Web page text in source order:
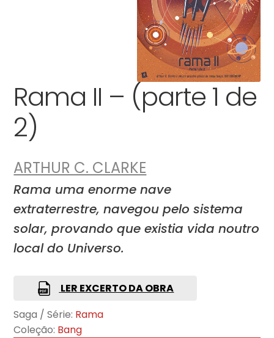
Rama II – (parte 1 de
2)
ARTHUR C. CLARKE
Rama uma enorme nave
extraterrestre, navegou pelo sistema
solar, provando que existia vida noutro
local do Universo.
LER EXCERTO DA OBRA
Saga / Série: Rama
Coleção: Bang